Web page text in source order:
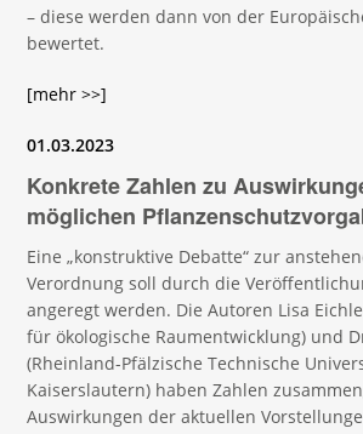
– diese werden dann von der
bewertet.
[mehr >>]
01.03.2023
Konkrete Zahlen zu
möglichen
Eine „konstruktive Debatte“ zur
Verordnung soll durch die
angeregt werden. Die Autoren Lisa
für ökologische Raumentwicklung) und
(Rheinland-Pfälzische Technische
Kaiserslautern) haben Zahlen
Auswirkungen der aktuellen